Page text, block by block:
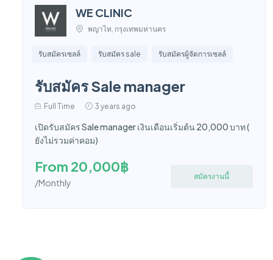
WE CLINIC
พญาไท, กรุงเทพมหานคร
รับสมัครเซลล์ รับสมัคร sale รับสมัครผู้จัดการเซลล์
รับสมัคร Sale manager
Full Time 3 years ago
เปิดรับสมัคร Sale manager เงินเดือนเริ่มต้น 20,000 บาท (
ยังไม่รวมค่าคอม)
From 20,000฿
/Monthly
สมัครงานนี้